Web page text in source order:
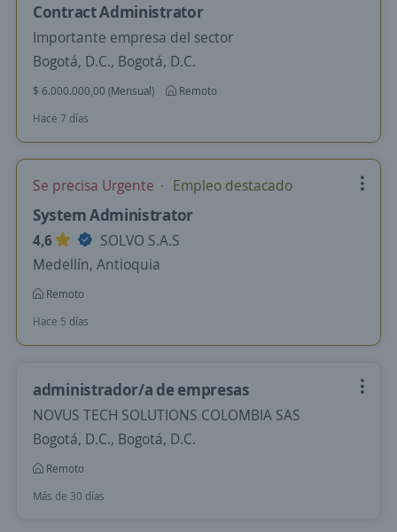
Contract Administrator
Importante empresa del sector
Bogotá, D.C., Bogotá, D.C.
$ 6.000.000,00 (Mensual)
Remoto
Hace 7 días
Se precisa Urgente Empleo destacado
System Administrator
4,6
SOLVO S.A.S
Medellín, Antioquia
Remoto
Hace 5 días
administrador/a de empresas
NOVUS TECH SOLUTIONS COLOMBIA SAS
Bogotá, D.C., Bogotá, D.C.
Remoto
Más de 30 días